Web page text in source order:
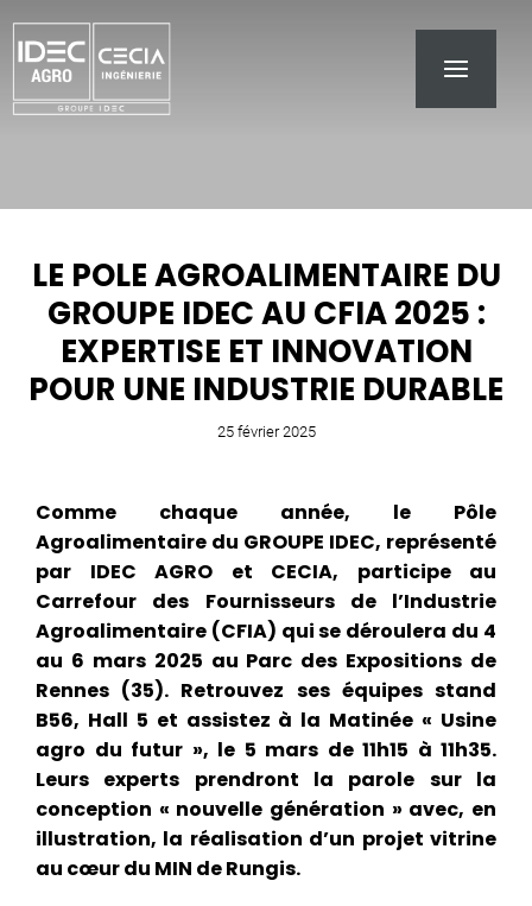
LE POLE AGROALIMENTAIRE DU
GROUPE IDEC AU CFIA 2025 :
EXPERTISE ET INNOVATION
POUR UNE INDUSTRIE DURABLE
25 février 2025
Comme chaque année, le Pôle
Agroalimentaire du GROUPE IDEC, représenté
par IDEC AGRO et CECIA, participe au
Carrefour des Fournisseurs de l’Industrie
Agroalimentaire (CFIA) qui se déroulera du 4
au 6 mars 2025 au Parc des Expositions de
Rennes (35). Retrouvez ses équipes stand
B56, Hall 5 et assistez à la Matinée « Usine
agro du futur », le 5 mars de 11h15 à 11h35.
Leurs experts prendront la parole sur la
conception « nouvelle génération » avec, en
illustration, la réalisation d’un projet vitrine
au cœur du MIN de Rungis.